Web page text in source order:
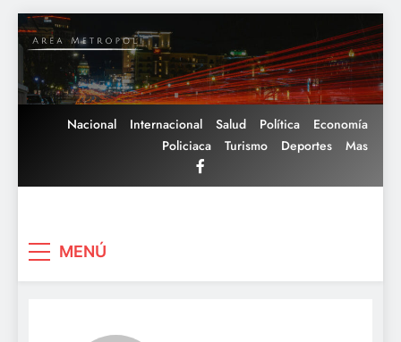
Saltar
al
contenido
Nacional Internacional Salud Política
Economía
Policiaca
Turismo Deportes Mas
MENÚ